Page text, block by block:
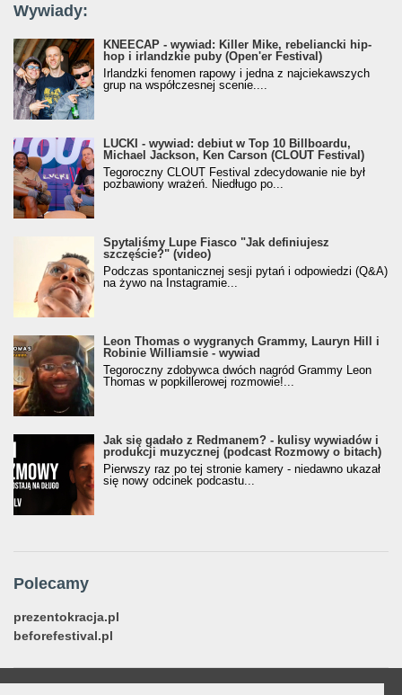
Wywiady:
KNEECAP - wywiad: Killer Mike, rebeliancki hip-
hop i irlandzkie puby (Open'er Festival)
Irlandzki fenomen rapowy i jedna z najciekawszych
grup na współczesnej scenie....
LUCKI - wywiad: debiut w Top 10 Billboardu,
Michael Jackson, Ken Carson (CLOUT Festival)
Tegoroczny CLOUT Festival zdecydowanie nie był
pozbawiony wrażeń. Niedługo po...
Spytaliśmy Lupe Fiasco "Jak definiujesz
szczęście?" (video)
Podczas spontanicznej sesji pytań i odpowiedzi (Q&A)
na żywo na Instagramie...
Leon Thomas o wygranych Grammy, Lauryn Hill i
Robinie Williamsie - wywiad
Tegoroczny zdobywca dwóch nagród Grammy Leon
Thomas w popkillerowej rozmowie!...
Jak się gadało z Redmanem? - kulisy wywiadów i
produkcji muzycznej (podcast Rozmowy o bitach)
Pierwszy raz po tej stronie kamery - niedawno ukazał
się nowy odcinek podcastu...
Polecamy
prezentokracja.pl
beforefestival.pl